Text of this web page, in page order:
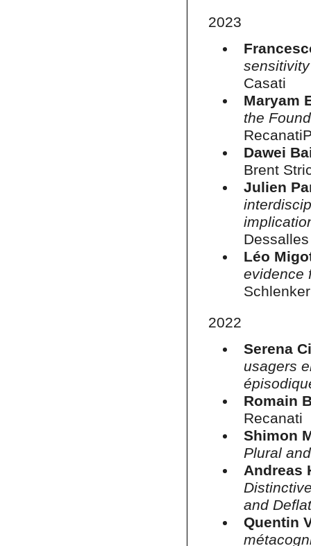
2023
Casati
Maryam
the
Dawei
Brent
Julien
Dessalles
Léo
evidence
2022
Serena
usagers
Romain
Recanati
Shimon
Plural
Andreas
and
Quentin